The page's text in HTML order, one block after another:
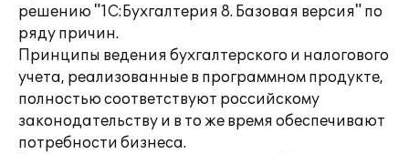
решению "1С:Бухгалтерия 8. Базовая версия" по
ряду причин.
Принципы ведения бухгалтерского и налогового
учета, реализованные в программном продукте,
полностью соответствуют российскому
законодательству и в то же время обеспечивают
потребности бизнеса.